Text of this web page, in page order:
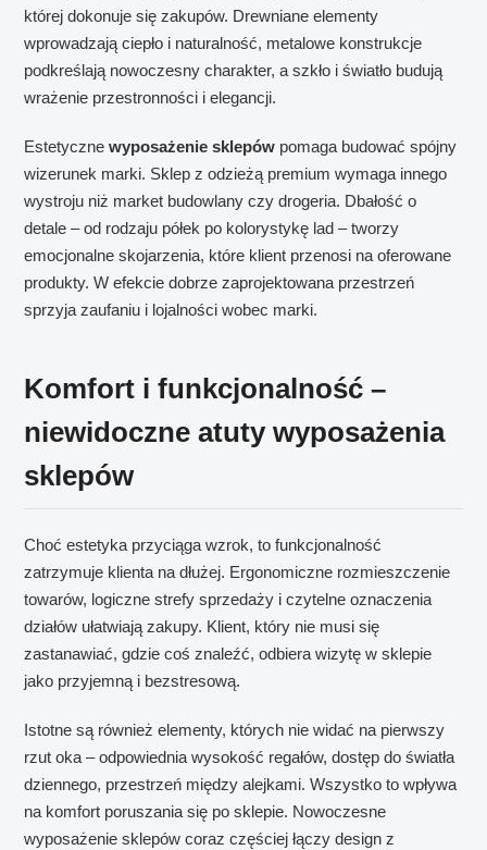
której dokonuje się zakupów. Drewniane elementy
wprowadzają ciepło i naturalność, metalowe konstrukcje
podkreślają nowoczesny charakter, a szkło i światło budują
wrażenie przestronności i elegancji.
Estetycznewyposażenie sklepów pomaga budować spójny
wizerunek marki. Sklep z odzieżą premium wymaga innego
wystroju niż market budowlany czy drogeria. Dbałość o
detale – od rodzaju półek po kolorystykę lad – tworzy
emocjonalne skojarzenia, które klient przenosi na oferowane
produkty. W efekcie dobrze zaprojektowana przestrzeń
sprzyja zaufaniu i lojalności wobec marki.
Komfort i funkcjonalność –
niewidoczne atuty wyposażenia
sklepów
Choć estetyka przyciąga wzrok, to funkcjonalność
zatrzymuje klienta na dłużej. Ergonomiczne rozmieszczenie
towarów, logiczne strefy sprzedaży i czytelne oznaczenia
działów ułatwiają zakupy. Klient, który nie musi się
zastanawiać, gdzie coś znaleźć, odbiera wizytę w sklepie
jako przyjemną i bezstresową.
Istotne są również elementy, których nie widać na pierwszy
rzut oka – odpowiednia wysokość regałów, dostęp do światła
dziennego, przestrzeń między alejkami. Wszystko to wpływa
na komfort poruszania się po sklepie. Nowoczesne
wyposażenie sklepów coraz częściej łączy design z